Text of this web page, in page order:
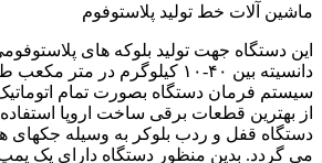
ماشین آلات خط تولید پلاستوفوم
این دستگاه جهت تولید بلوکه های
دانسیته بین ۴۰-۱۰ کیلوگرم در
سیستم فرمان دستگاه بصورت تمام
از بهترین قطعات برقی ساخت اروپا
دستگاه قفل و ردب بلوکر به وسیله جکهای